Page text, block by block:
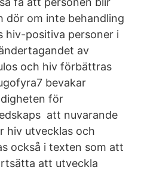
dör om inte behandling
hiv-positiva personer i
av
och hiv förbättras
bevakar
för
att nuvarande
hiv utvecklas och
också i texten som att
att utveckla